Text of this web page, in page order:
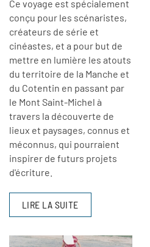
Ce voyage est spécialement
conçu pour les scénaristes,
créateurs de série et
cinéastes, et a pour but de
mettre en lumière les atouts
du territoire de la Manche et
du Cotentin en passant par
le Mont Saint-Michel à
travers la découverte de
lieux et paysages, connus et
méconnus, qui pourraient
inspirer de futurs projets
d'écriture.
LIRE LA SUITE